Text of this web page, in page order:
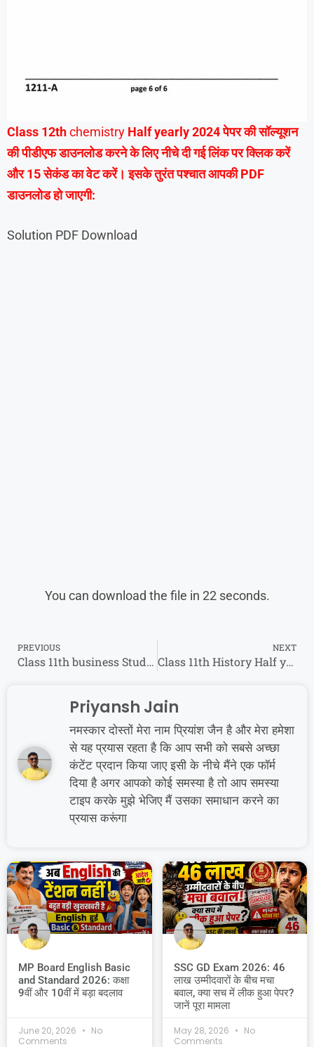
Class 12thchemistry Half yearly 2024 पेपर की सॉल्यूशन
की पीडीएफ डाउनलोड करने के लिए नीचे दी गई लिंक पर क्लिक करें
और 15 सेकंड का वेट करें। इसके तुरंत पश्चात आपकी PDF
डाउनलोड हो जाएगी:
Solution PDF Download
You can download the file in 21 seconds.
PREVIOUS
Class 11th business Studies Half yearly paper 2024 एमपी बोर्ड अर्धवार्षिक परीक्षा business Studies पेपर 2024
NEXT
Class 11th History Half yearly paper 2024 एमपी बोर्ड अर्धवार्षिक परीक्षा इतिहास पेपर 2024
Priyansh Jain
नमस्कार दोस्तों मेरा नाम प्रियांश जैन है और मेरा हमेशा
से यह प्रयास रहता है कि आप सभी को सबसे अच्छा
कंटेंट प्रदान किया जाए इसी के नीचे मैंने एक फॉर्म
दिया है अगर आपको कोई समस्या है तो आप समस्या
टाइप करके मुझे भेजिए मैं उसका समाधान करने का
प्रयास करूंगा
MP Board English Basic
and Standard 2026: कक्षा
9वीं और 10वीं में बड़ा बदलाव
June 20, 2026
No
Comments
SSC GD Exam 2026: 46
लाख उम्मीदवारों के बीच मचा
बवाल, क्या सच में लीक हुआ पेपर?
जानें पूरा मामला
May 28, 2026
No
Comments